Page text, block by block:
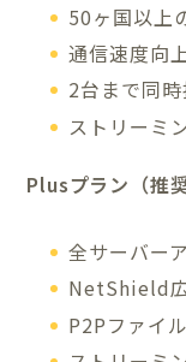
50ヶ国以上
通信速度向
2台まで同
ストリーミ
Plusプラン（推奨
全サーバー
NetShield
P2Pファイ